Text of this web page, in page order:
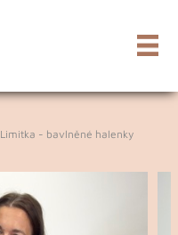
Limitka - bavlněné halenky